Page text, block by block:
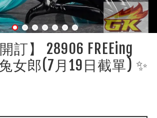
訂】 28906 FREEing
女郎(7月19日截單) ✨